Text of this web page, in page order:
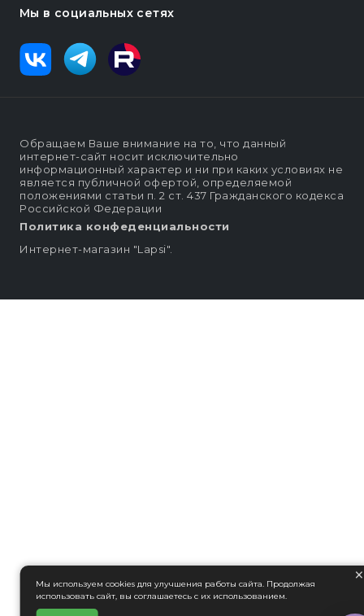
Мы в социальных сетях
Обращаем Ваше внимание на то, что данный
интернет-сайт носит исключительно
информационный характер и ни при каких условиях не
является публичной офертой, определяемой
положениями статьи п. 2 ст. 437 Гражданского кодекса
Российской Федерации
Политика конфеденциальности
Интернет-магазин "Lapsi".
×
Мы используем cookies для улучшения работы сайта. Продолжая
использовать сайт, вы соглашаетесь с их использованием.